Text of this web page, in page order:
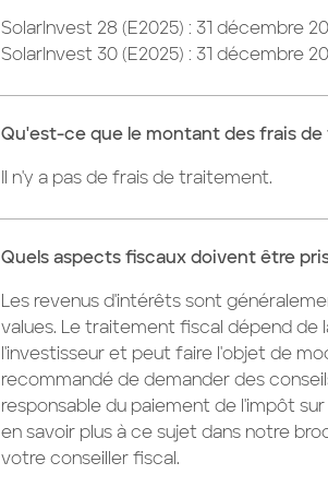
SolarInvest 28 (E2025) : 31 décembre
SolarInvest 30 (E2025) : 31 décembre
Qu'est-ce que le montant des frais
Il n'y a pas de frais de traitement.
Quels aspects fiscaux doivent être
Les revenus d'intérêts sont
values. Le traitement fiscal dépend de
l'investisseur et peut faire l'objet de
recommandé de demander des
responsable du paiement de l'impôt
en savoir plus à ce sujet dans notre
votre conseiller fiscal.